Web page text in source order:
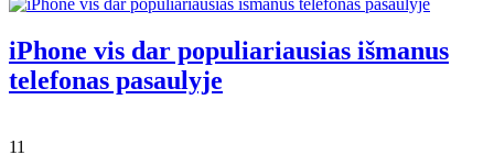
iPhone vis dar populiariausias išmanus
telefonas pasaulyje
11